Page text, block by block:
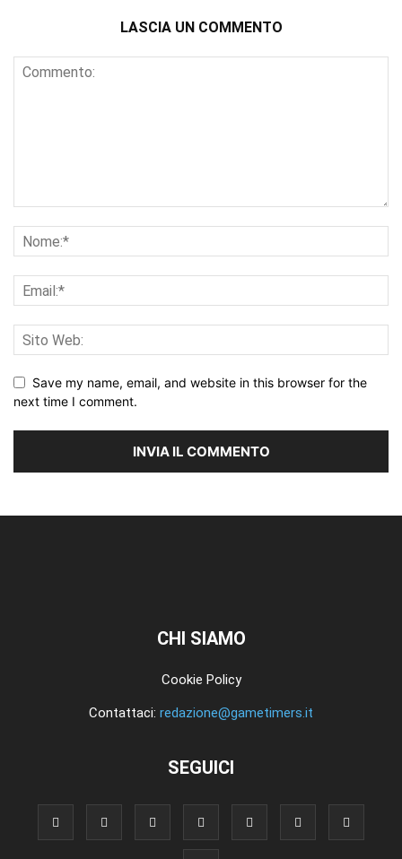
LASCIA UN COMMENTO
Save my name, email, and website in this browser for the
next time I comment.
CHI SIAMO
Cookie Policy
Contattaci: redazione@gametimers.it
SEGUICI